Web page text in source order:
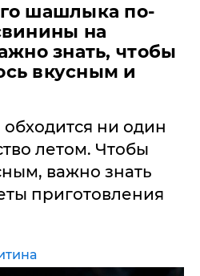
шашлыка по-
на
знать, чтобы
вкусным и
ни один
летом. Чтобы
важно знать
приготовления